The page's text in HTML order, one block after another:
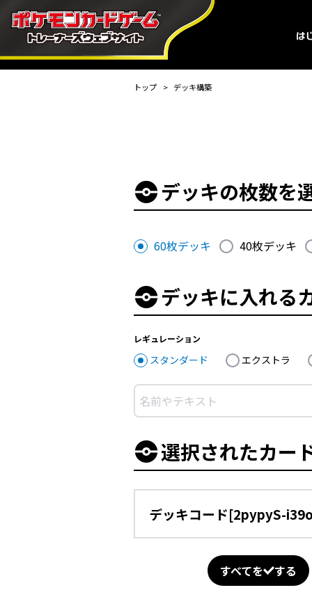
トップ デッキ構築
デッキの枚数を
60枚デッキ 40枚デッキ
デッキに入れる
レギュレーション
スタンダード エクストラ
選択されたカー
デッキコード[2pypyS-
すべてを する